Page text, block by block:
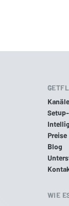
Kanäle
Preise
Blog
WIE